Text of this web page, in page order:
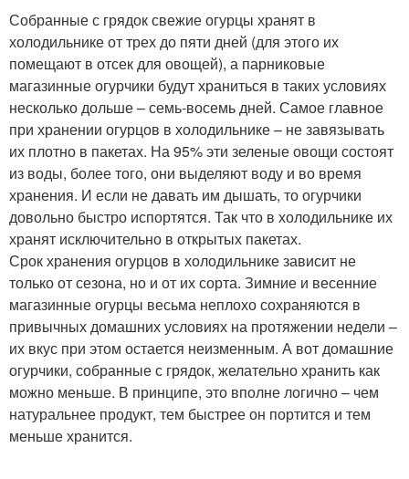
Собранные с грядок свежие огурцы хранят в
холодильнике от трех до пяти дней (для этого их
помещают в отсек для овощей), а парниковые
магазинные огурчики будут храниться в таких условиях
несколько дольше – семь-восемь дней. Самое главное
при хранении огурцов в холодильнике – не завязывать
их плотно в пакетах. На 95% эти зеленые овощи состоят
из воды, более того, они выделяют воду и во время
хранения. И если не давать им дышать, то огурчики
довольно быстро испортятся. Так что в холодильнике их
хранят исключительно в открытых пакетах.
Срок хранения огурцов в холодильнике зависит не
только от сезона, но и от их сорта. Зимние и весенние
магазинные огурцы весьма неплохо сохраняются в
привычных домашних условиях на протяжении недели –
их вкус при этом остается неизменным. А вот домашние
огурчики, собранные с грядок, желательно хранить как
можно меньше. В принципе, это вполне логично – чем
натуральнее продукт, тем быстрее он портится и тем
меньше хранится.